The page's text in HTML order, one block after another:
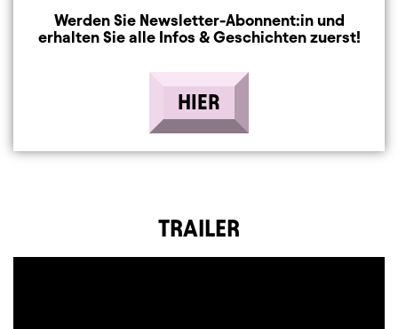
Werden Sie Newsletter-Abonnent:in und
erhalten Sie alle Infos & Geschichten zuerst!
HIER
TRAILER